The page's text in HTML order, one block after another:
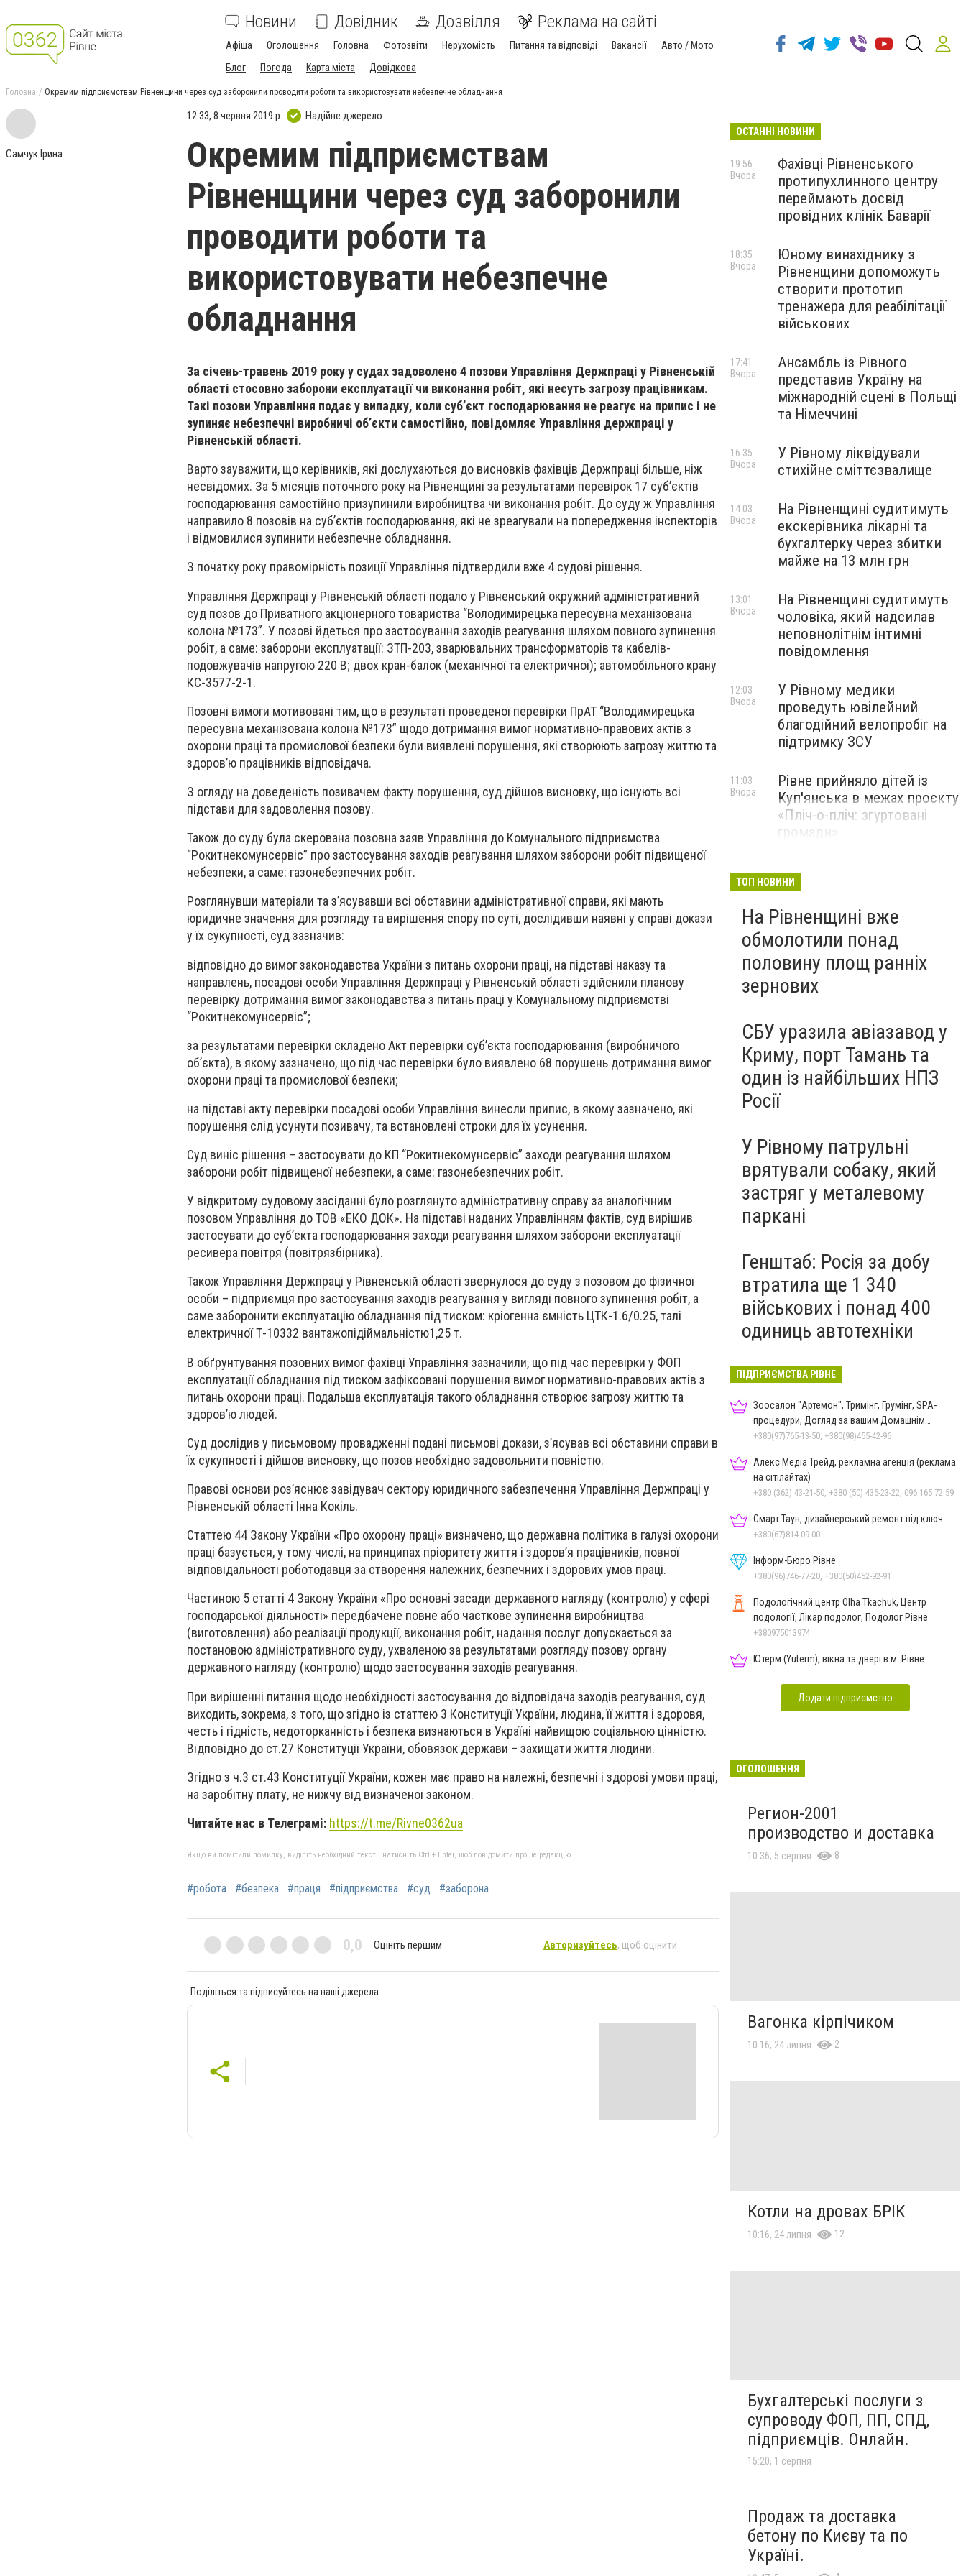
Новини Довідник Дозвілля Реклама на сайті
Афіша Оголошення Головна Фотозвіти Нерухомість Питання та відповіді Вакансії
Авто / Мото
Блог
Погода Карта міста Довідкова
Головна Окремим підприємствам Рівненщини через суд заборонили проводити роботи та використовувати небезпечне обладнання
Самчук Ірина
12:33, 8 червня 2019 р. Надійне джерело
Окремим підприємствам
Рівненщини через суд заборонили
проводити роботи та
використовувати небезпечне
обладнання
За січень-травень 2019 року у судах задоволено 4 позови Управління Держпраці у Рівненській
області стосовно заборони експлуатації чи виконання робіт, які несуть загрозу працівникам.
Такі позови Управління подає у випадку, коли суб’єкт господарювання не реагує на припис і не
зупиняє небезпечні виробничі об’єкти самостійно, повідомляє Управління держпраці у
Рівненській області.
Варто зауважити, що керівників, які дослухаються до висновків фахівців Держпраці більше, ніж
несвідомих. За 5 місяців поточного року на Рівненщині за результатами перевірок 17 суб’єктів
господарювання самостійно призупинили виробництва чи виконання робіт. До суду ж Управління
направило 8 позовів на суб’єктів господарювання, які не зреагували на попередження інспекторів
і відмовилися зупинити небезпечне обладнання.
З початку року правомірність позиції Управління підтвердили вже 4 судові рішення.
Управління Держпраці у Рівненській області подало у Рівненський окружний адміністративний
суд позов до Приватного акціонерного товариства “Володимирецька пересувна механізована
колона №173”. У позові йдеться про застосування заходів реагування шляхом повного зупинення
робіт, а саме: заборони експлуатації: ЗТП-203, зварювальних трансформаторів та кабелів-
подовжувачів напругою 220 В; двох кран-балок (механічної та електричної); автомобільного крану
КС-3577-2-1.
Позовні вимоги мотивовані тим, що в результаті проведеної перевірки ПрАТ “Володимирецька
пересувна механізована колона №173” щодо дотримання вимог нормативно-правових актів з
охорони праці та промислової безпеки були виявлені порушення, які створюють загрозу життю та
здоров’ю працівників відповідача.
З огляду на доведеність позивачем факту порушення, суд дійшов висновку, що існують всі
підстави для задоволення позову.
Також до суду була скерована позовна заяв Управління до Комунального підприємства
“Рокитнекомунсервіс” про застосування заходів реагування шляхом заборони робіт підвищеної
небезпеки, а саме: газонебезпечних робіт.
Розглянувши матеріали та з’ясувавши всі обставини адміністративної справи, які мають
юридичне значення для розгляду та вирішення спору по суті, дослідивши наявні у справі докази
у їх сукупності, суд зазначив:
відповідно до вимог законодавства України з питань охорони праці, на підставі наказу та
направлень, посадові особи Управління Держпраці у Рівненській області здійснили планову
перевірку дотримання вимог законодавства з питань праці у Комунальному підприємстві
“Рокитнекомунсервіс”;
за результатами перевірки складено Акт перевірки суб’єкта господарювання (виробничого
об’єкта), в якому зазначено, що під час перевірки було виявлено 68 порушень дотримання вимог
охорони праці та промислової безпеки;
на підставі акту перевірки посадові особи Управління винесли припис, в якому зазначено, які
порушення слід усунути позивачу, та встановлені строки для їх усунення.
Cуд виніс рішення – застосувати до КП “Рокитнекомунсервіс” заходи реагування шляхом
заборони робіт підвищеної небезпеки, а саме: газонебезпечних робіт.
У відкритому судовому засіданні було розглянуто адміністративну справу за аналогічним
позовом Управління до ТОВ «ЕКО ДОК». На підставі наданих Управлінням фактів, суд вирішив
застосувати до суб’єкта господарювання заходи реагування шляхом заборони експлуатації
ресивера повітря (повітрязбірника).
Також Управління Держпраці у Рівненській області звернулося до суду з позовом до фізичної
особи – підприємця про застосування заходів реагування у вигляді повного зупинення робіт, а
саме заборонити експлуатацію обладнання під тиском: кріогенна ємність ЦТК-1.6/0.25, талі
електричної Т-10332 вантажопідіймальністю1,25 т.
В обґрунтування позовних вимог фахівці Управління зазначили, що під час перевірки у ФОП
експлуатації обладнання під тиском зафіксовані порушення вимог нормативно-правових актів з
питань охорони праці. Подальша експлуатація такого обладнання створює загрозу життю та
здоров’ю людей.
Суд дослідив у письмовому провадженні подані письмові докази, з’ясував всі обставини справи в
їх сукупності і дійшов висновку, що позов необхідно задовольнити повністю.
Правові основи роз’яснює завідувач сектору юридичного забезпечення Управління Держпраці у
Рівненській області Інна Кокіль.
Статтею 44 Закону України «Про охорону праці» визначено, що державна політика в галузі охорони
праці базується, у тому числі, на принципах пріоритету життя і здоров’я працівників, повної
відповідальності роботодавця за створення належних, безпечних і здорових умов праці.
Частиною 5 статті 4 Закону України «Про основні засади державного нагляду (контролю) у сфері
господарської діяльності» передбачене повне або часткове зупинення виробництва
(виготовлення) або реалізації продукції, виконання робіт, надання послуг допускається за
постановою адміністративного суду, ухваленою за результатами розгляду позову органу
державного нагляду (контролю) щодо застосування заходів реагування.
При вирішенні питання щодо необхідності застосування до відповідача заходів реагування, суд
виходить, зокрема, з того, що згідно із статтею 3 Конституції України, людина, її життя і здоровя,
честь і гідність, недоторканність і безпека визнаються в Україні найвищою соціальною цінністю.
Відповідно до ст.27 Конституції України, обовязок держави – захищати життя людини.
Згідно з ч.3 ст.43 Конституції України, кожен має право на належні, безпечні і здорові умови праці,
на заробітну плату, не нижчу від визначеної законом.
Читайте нас в Телеграмі: https://t.me/Rivne0362ua
Якщо ви помітили помилку, виділіть необхідний текст і натисніть Ctrl + Enter, щоб повідомити про це редакцію
#робота #безпека #праця #підприємства #суд #заборона
0,0 Оцініть першим Авторизуйтесь, щоб оцінити
Поділіться та підписуйтесь на наші джерела
ОСТАННІ НОВИНИ
Фахівці Рівненського
протипухлинного центру
переймають досвід
провідних клінік Баварії
19:56
Вчора
Юному винахіднику з
Рівненщини допоможуть
створити прототип
тренажера для реабілітації
військових
18:35
Вчора
Ансамбль із Рівного
представив Україну на
міжнародній сцені в Польщі
та Німеччині
17:41
Вчора
У Рівному ліквідували
стихійне сміттєзвалище
16:35
Вчора
На Рівненщині судитимуть
екскерівника лікарні та
бухгалтерку через збитки
майже на 13 млн грн
14:03
Вчора
На Рівненщині судитимуть
чоловіка, який надсилав
неповнолітнім інтимні
повідомлення
13:01
Вчора
У Рівному медики
проведуть ювілейний
благодійний велопробіг на
підтримку ЗСУ
12:03
Вчора
Рівне прийняло дітей із
Куп'янська в межах проєкту
«Пліч-о-пліч: згуртовані
11:03
Вчора
ТОП НОВИНИ
На Рівненщині вже
обмолотили понад
половину площ ранніх
зернових
СБУ уразила авіазавод у
Криму, порт Тамань та
один із найбільших НПЗ
Росії
У Рівному патрульні
врятували собаку, який
застряг у металевому
паркані
Генштаб: Росія за добу
втратила ще 1 340
військових і понад 400
одиниць автотехніки
ПІДПРИЄМСТВА РІВНЕ
Зоосалон "Артемон", Тримінг, Грумінг, SPA-
процедури, Догляд за вашим Домашнім
Улюбленцем
+380(97)765-13-50, +380(98)455-42-96
Алекс Медіа Трейд, рекламна агенція (реклама
на сітілайтах)
+380 (362) 43-21-50, +380 (50) 435-23-22, 096 165 72 59
Смарт Таун, дизайнерський ремонт під ключ
+380(67)814-09-00
Інформ-Бюро Рівне
+380(96)746-77-20, +380(50)452-92-91
Подологічний центр Olha Tkachuk, Центр
подології, Лікар подолог, Подолог Рівне
+380975013974
Ютерм (Yuterm), вікна та двері в м. Рівне
Додати підприємство
ОГОЛОШЕННЯ
Регион-2001
производcтво и доставка
10:36, 5 серпня 8
Вагонка кірпічиком
10:16, 24 липня 2
Котли на дровах БРІК
10:16, 24 липня 12
Бухгалтерські послуги з
супроводу ФОП, ПП, СПД,
підприємців. Онлайн.
15:20, 1 серпня
Продаж та доставка
бетону по Києву та по
Україні.